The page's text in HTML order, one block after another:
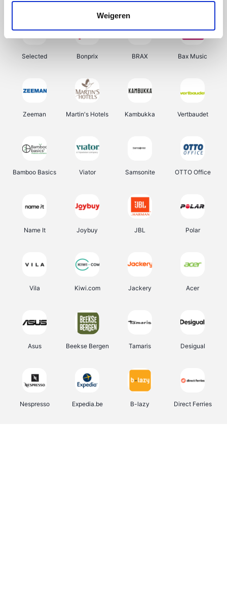
Weigeren
Selected Bonprix BRAX Bax Music
Zeeman Martin's Hotels Kambukka Vertbaudet
Bamboo Basics Viator Samsonite OTTO Office
Name It Joybuy JBL Polar
Vila Kiwi.com Jackery Acer
Asus Beekse Bergen Tamaris Desigual
Nespresso Expedia.be B-lazy Direct Ferries